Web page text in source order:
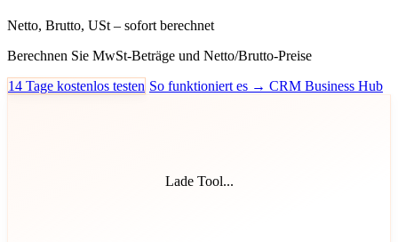
Netto, Brutto, USt – sofort berechnet
Berechnen Sie MwSt-Beträge und Netto/Brutto-Preise
14 Tage kostenlos testen So funktioniert es → CRM Business Hub
Lade Tool...